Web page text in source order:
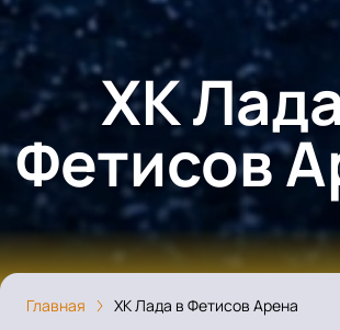
ХК
Фетисов
Главная ХК Лада в Фетисов Арена